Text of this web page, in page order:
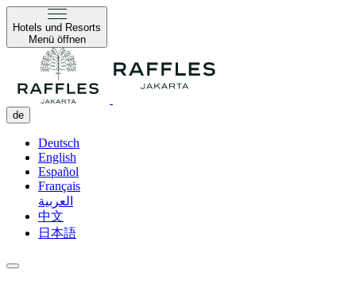
Hotels und Resorts
Menü öffnen
de
Deutsch
English
Español
Français
العربية
中文
日本語